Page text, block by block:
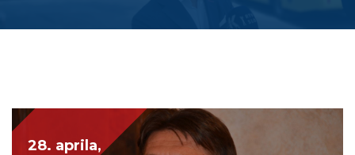
28. aprila,